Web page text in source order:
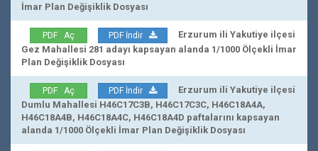
İmar Plan Değişiklik Dosyası
PDF Aç PDF İndir
Erzurum ili Yakutiye ilçesi
Gez Mahallesi 281 adayı kapsayan alanda 1/1000 Ölçekli İmar
Plan Değişiklik Dosyası
PDF Aç PDF İndir
Erzurum ili Yakutiye ilçesi
Dumlu Mahallesi H46C17C3B, H46C17C3C, H46C18A4A,
H46C18A4B, H46C18A4C, H46C18A4D paftalarını kapsayan
alanda 1/1000 Ölçekli İmar Plan Değişiklik Dosyası